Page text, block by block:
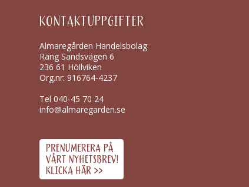
KONTAKTUPPGIFTER
Almaregården Handelsbolag
Räng Sandsvägen 6
236 61 Höllviken
Org.nr: 916764-4237
Tel040-45 70 24
info@almaregarden.se